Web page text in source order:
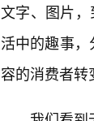
文字、图片
活中的趣事
容的消费者转